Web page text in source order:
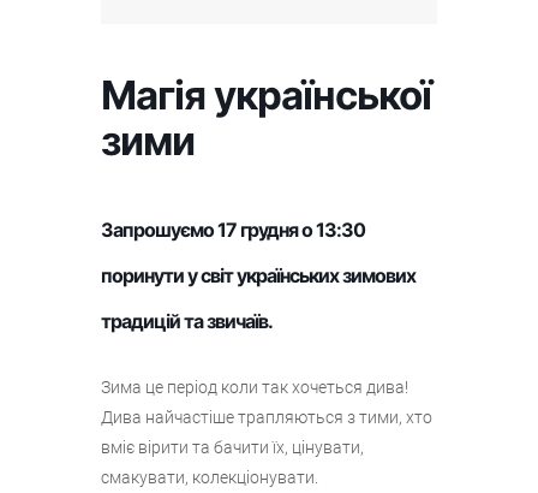
Магія української
зими
Запрошуємо 17 грудня о 13:30
поринути у світ українських зимових
традицій та звичаїв.
Зима це період коли так хочеться дива!
Дива найчастіше трапляються з тими, хто
вміє вірити та бачити їх, цінувати,
смакувати, колекціонувати.